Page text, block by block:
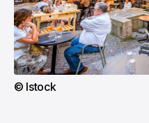
© Istock